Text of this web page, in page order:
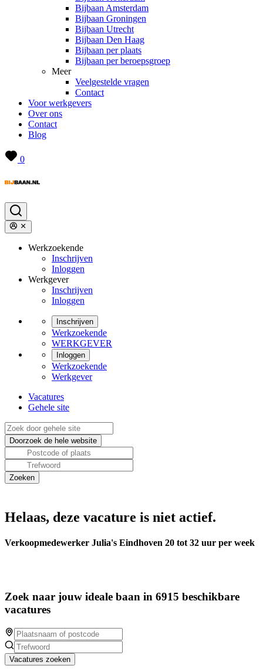
Bijbaan Amsterdam
Bijbaan Groningen
Bijbaan Utrecht
Bijbaan Den Haag
Bijbaan per plaats
Bijbaan per beroepsgroep
Meer
Veelgestelde vragen
Contact
Voor werkgevers
Over ons
Contact
Blog
0
Werkzoekende
Inschrijven
Inloggen
Werkgever
Inschrijven
Inloggen
Inschrijven
Werkzoekende
WERKGEVER
Inloggen
Werkzoekende
Werkgever
Vacatures
Gehele site
Helaas, deze vacature is niet actief.
Verkoopmedewerker Julia's Eindhoven 20 tot 32 uur per week
Zoek naar jouw ideale baan in 6915 beschikbare
vacatures
Vacatures zoeken